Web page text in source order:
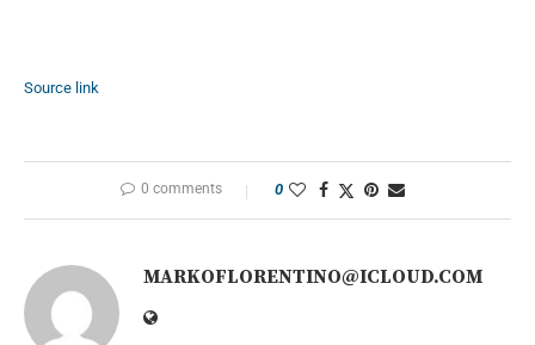
Source link
0 comments 0
MARKOFLORENTINO@ICLOUD.COM